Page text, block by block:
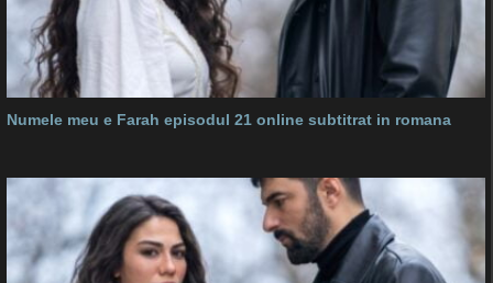
Numele meu e Farah episodul 21 online subtitrat in romana